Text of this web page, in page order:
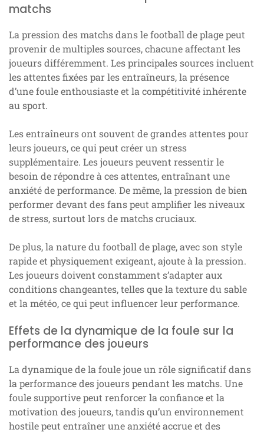
matchs
La pression des matchs dans le football de plage peut
provenir de multiples sources, chacune affectant les
joueurs différemment. Les principales sources incluent
les attentes fixées par les entraîneurs, la présence
d’une foule enthousiaste et la compétitivité inhérente
au sport.
Les entraîneurs ont souvent de grandes attentes pour
leurs joueurs, ce qui peut créer un stress
supplémentaire. Les joueurs peuvent ressentir le
besoin de répondre à ces attentes, entraînant une
anxiété de performance. De même, la pression de bien
performer devant des fans peut amplifier les niveaux
de stress, surtout lors de matchs cruciaux.
De plus, la nature du football de plage, avec son style
rapide et physiquement exigeant, ajoute à la pression.
Les joueurs doivent constamment s’adapter aux
conditions changeantes, telles que la texture du sable
et la météo, ce qui peut influencer leur performance.
Effets de la dynamique de la foule sur la
performance des joueurs
La dynamique de la foule joue un rôle significatif dans
la performance des joueurs pendant les matchs. Une
foule supportive peut renforcer la confiance et la
motivation des joueurs, tandis qu’un environnement
hostile peut entraîner une anxiété accrue et des